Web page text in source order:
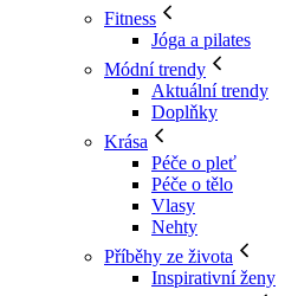
Fitness
Jóga a pilates
Módní trendy
Aktuální trendy
Doplňky
Krása
Péče o pleť
Péče o tělo
Vlasy
Nehty
Příběhy ze života
Inspirativní ženy